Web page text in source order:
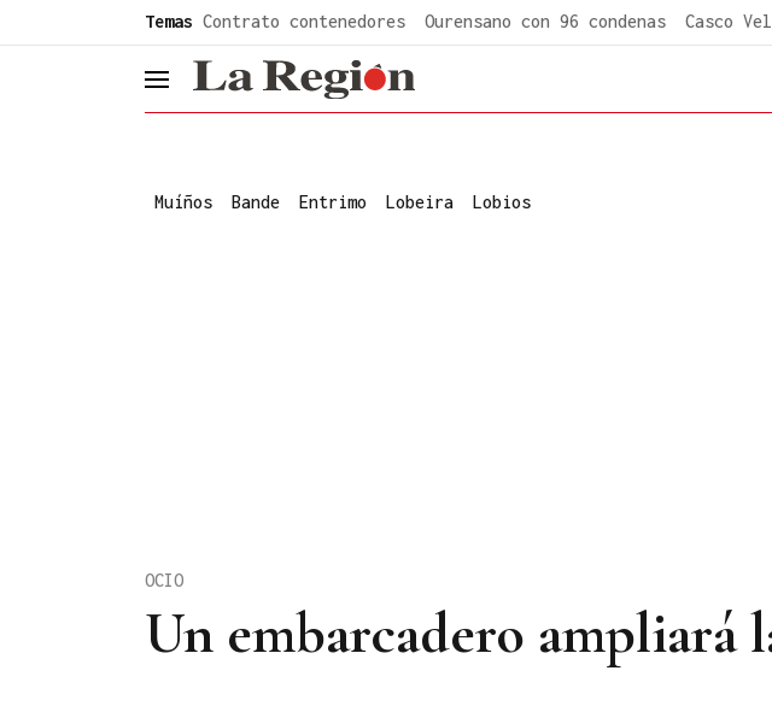
Temas Contrato contenedores Ourensano con 96 condenas Casco
header.menu.open
Muíños Bande Entrimo Lobeira Lobios
Un embarcadero ampliará
OCIO